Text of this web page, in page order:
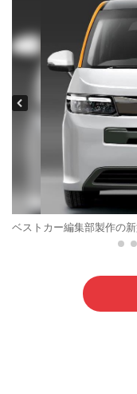
ベストカー編集部製作の